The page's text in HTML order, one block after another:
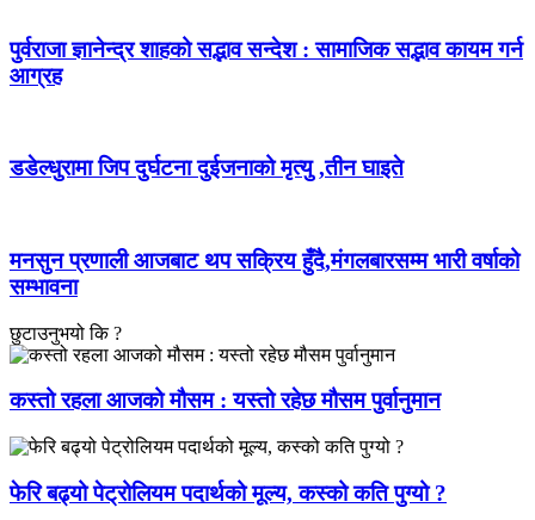
पुर्वराजा ज्ञानेन्द्र शाहको सद्भाव सन्देश : सामाजिक सद्भाव कायम गर्न
आग्रह
डडेल्धुरामा जिप दुर्घटना दुईजनाको मृत्यु ,तीन घाइते
मनसुन प्रणाली आजबाट थप सक्रिय हुँदै,मंगलबारसम्म भारी वर्षाको
सम्भावना
छुटाउनुभयो कि ?
कस्तो रहला आजको मौसम : यस्तो रहेछ मौसम पुर्वानुमान
फेरि बढ्यो पेट्रोलियम पदार्थको मूल्य, कस्को कति पुग्यो ?